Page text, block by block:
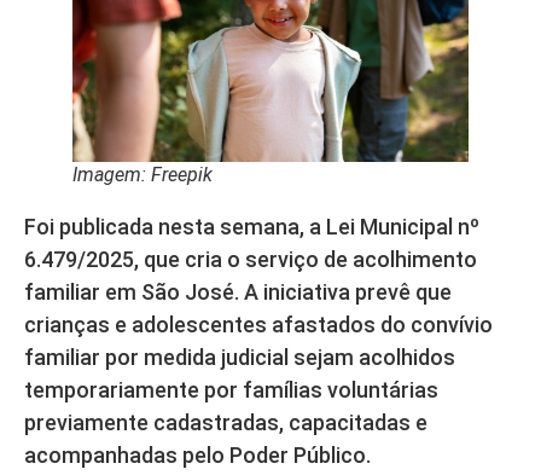
Imagem: Freepik
Foi publicada nesta semana, a Lei Municipal nº
6.479/2025, que cria o serviço de acolhimento
familiar em São José. A iniciativa prevê que
crianças e adolescentes afastados do convívio
familiar por medida judicial sejam acolhidos
temporariamente por famílias voluntárias
previamente cadastradas, capacitadas e
acompanhadas pelo Poder Público.